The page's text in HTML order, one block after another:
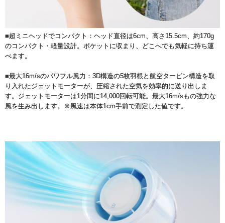
■超ミニヘッドでコンパクト：ヘッド直径は6cm、高さ15.5cm、約170g
のコンパクト・軽量設計。ポケットに収まり、どこへでも気軽に持ち運
べます。
■最大16m/sのパワフル風力：3D構造の5枚羽根と航空タービン構造を取
り入れたジェットモーターが、圧縮された空気を効率的に送り出しま
す。ジェットモーターは1分間に14,000回転可能。最大16m/sもの強力な
風を生み出します。※風速は本体1cm手前で測定した値です。